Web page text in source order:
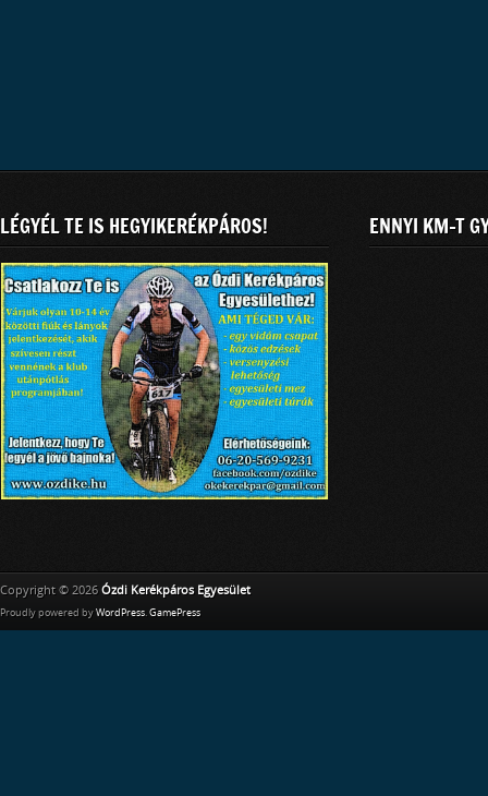
LÉGYÉL TE IS HEGYIKERÉKPÁROS! ENNYI KM-T
Copyright © 2026 Ózdi Kerékpáros Egyesület
Proudly powered by WordPress. GamePress